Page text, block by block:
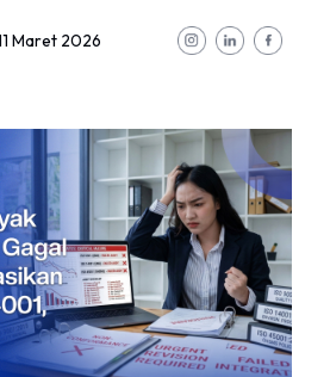
Maret 2026